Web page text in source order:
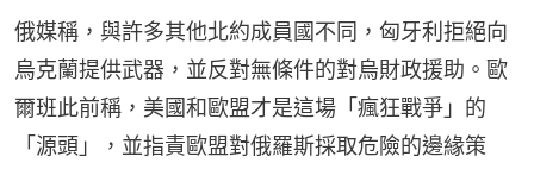
俄媒稱，與許多其他北約成員國不同，匈牙利拒絕向
烏克蘭提供武器，並反對無條件的對烏財政援助。歐
爾班此前稱，美國和歐盟才是這場「瘋狂戰爭」的
「源頭」，並指責歐盟對俄羅斯採取危險的邊緣策